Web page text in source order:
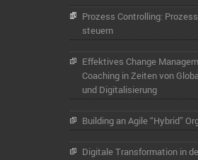
Prozess Controlling:
steuern
Effektives Change
Coaching in Zeiten von
und Digitalisierung
Building an Agile “Hybrid”
Digitale Transformation in